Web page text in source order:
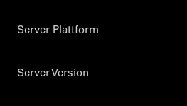
Server Plattform
Server Version